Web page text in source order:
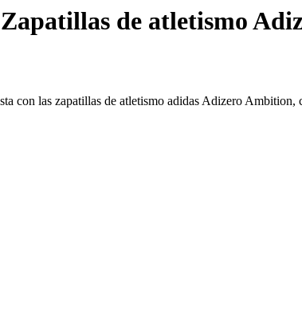
Zapatillas de atletismo
con las zapatillas de atletismo adidas Adizero